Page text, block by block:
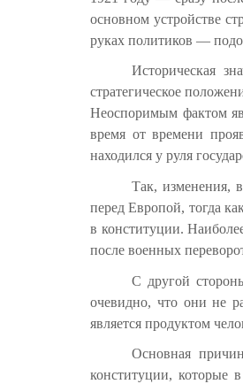
основном устройстве
руках политиков —
Историческая
стратегическое
Неоспоримым фактом
время от времени
находился у руля
Так, изменения,
перед Европой, тогда
в конституции.
после военных
С другой
очевидно, что они не
является продуктом
Основная
конституции, которые